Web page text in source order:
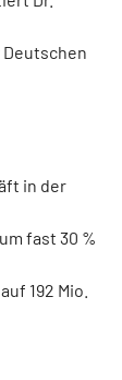
in der
fast 30 %
192 Mio.